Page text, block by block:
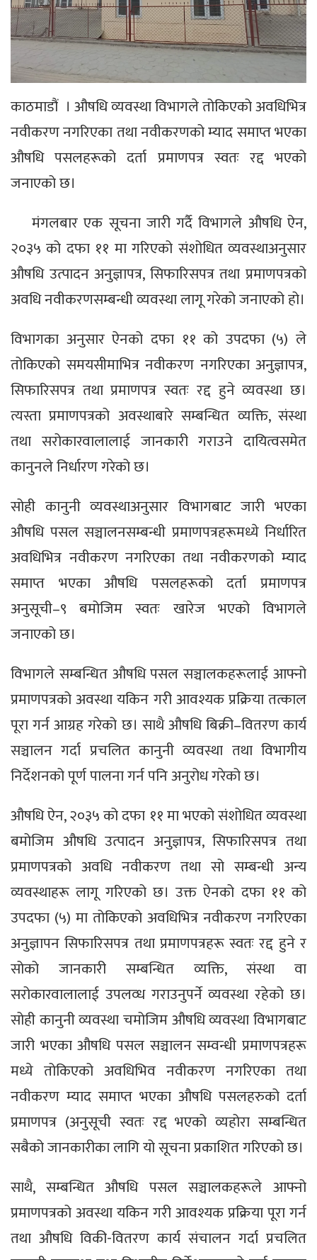
काठमाडौं । औषधि व्यवस्था विभागले तोकिएको अवधिभित्र
नवीकरण नगरिएका तथा नवीकरणको म्याद समाप्त भएका
औषधि पसलहरूको दर्ता प्रमाणपत्र स्वतः रद्द भएको
जनाएको छ।
मंगलबार एक सूचना जारी गर्दै विभागले औषधि ऐन,
२०३५ को दफा ११ मा गरिएको संशोधित व्यवस्थाअनुसार
औषधि उत्पादन अनुज्ञापत्र, सिफारिसपत्र तथा प्रमाणपत्रको
अवधि नवीकरणसम्बन्धी व्यवस्था लागू गरेको जनाएको हो।
विभागका अनुसार ऐनको दफा ११ को उपदफा (५) ले
तोकिएको समयसीमाभित्र नवीकरण नगरिएका अनुज्ञापत्र,
सिफारिसपत्र तथा प्रमाणपत्र स्वतः रद्द हुने व्यवस्था छ।
त्यस्ता प्रमाणपत्रको अवस्थाबारे सम्बन्धित व्यक्ति, संस्था
तथा सरोकारवालालाई जानकारी गराउने दायित्वसमेत
कानुनले निर्धारण गरेको छ।
सोही कानुनी व्यवस्थाअनुसार विभागबाट जारी भएका
औषधि पसल सञ्चालनसम्बन्धी प्रमाणपत्रहरूमध्ये निर्धारित
अवधिभित्र नवीकरण नगरिएका तथा नवीकरणको म्याद
समाप्त भएका औषधि पसलहरूको दर्ता प्रमाणपत्र
अनुसूची–९ बमोजिम स्वतः खारेज भएको विभागले
जनाएको छ।
विभागले सम्बन्धित औषधि पसल सञ्चालकहरूलाई आफ्नो
प्रमाणपत्रको अवस्था यकिन गरी आवश्यक प्रक्रिया तत्काल
पूरा गर्न आग्रह गरेको छ। साथै औषधि बिक्री–वितरण कार्य
सञ्चालन गर्दा प्रचलित कानुनी व्यवस्था तथा विभागीय
निर्देशनको पूर्ण पालना गर्न पनि अनुरोध गरेको छ।
औषधि ऐन, २०३५ को दफा ११ मा भएको संशोधित व्यवस्था
बमोजिम औषधि उत्पादन अनुज्ञापत्र, सिफारिसपत्र तथा
प्रमाणपत्रको अवधि नवीकरण तथा सो सम्बन्धी अन्य
व्यवस्थाहरू लागू गरिएको छ। उक्त ऐनको दफा ११ को
उपदफा (५) मा तोकिएको अवधिभित्र नवीकरण नगरिएका
अनुज्ञापन सिफारिसपत्र तथा प्रमाणपत्रहरू स्वतः रद्द हुने र
सोको जानकारी सम्बन्धित व्यक्ति, संस्था वा
सरोकारवालालाई उपलव्ध गराउनुपर्ने व्यवस्था रहेको छ।
सोही कानुनी व्यवस्था चमोजिम औषधि व्यवस्था विभागबाट
जारी भए‌का औषधि पसल सञ्चालन सम्वन्धी प्रमाणपत्रहरू
मध्ये तोकिएको अवधिभिव नवीकरण नगरिएका तथा
नवीकरण म्याद समाप्त भएका औषधि पसलहरुको दर्ता
प्रमाणपत्र (अनुसूची स्वतः रद्द भएको व्यहोरा सम्बन्धित
सबैको जानकारीका लागि यो सूचना प्रकाशित गरिएको छ।
साथै, सम्बन्धित औषधि पसल सञ्चालकहरूले आफ्नो
प्रमाणपत्रको अवस्था यकिन गरी आवश्यक प्रक्रिया पूरा गर्न
तथा औषधि विकी-वितरण कार्य संचालन गर्दा प्रचलित